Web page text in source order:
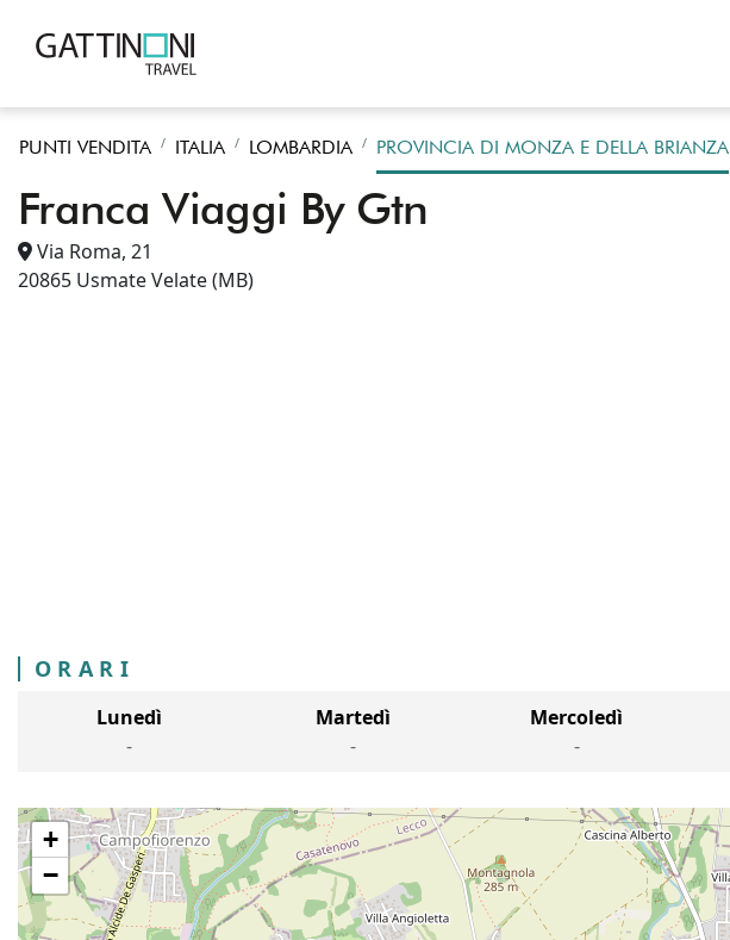
PUNTI VENDITA ITALIA LOMBARDIA PROVINCIA DI MONZA E DELLA BRIANZA
Franca Viaggi By Gtn
Via Roma, 21
20865 Usmate Velate(MB)
ORARI
Lunedì
-
Martedì
-
Mercoledì
-
+
−